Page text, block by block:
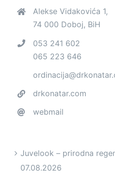
Alekse Vidakovića 1,
74 000 Doboj, BiH
053 241 602
065 223 646
drkonatar.com
webmail
Juvelook – prirodna
07.08.2026